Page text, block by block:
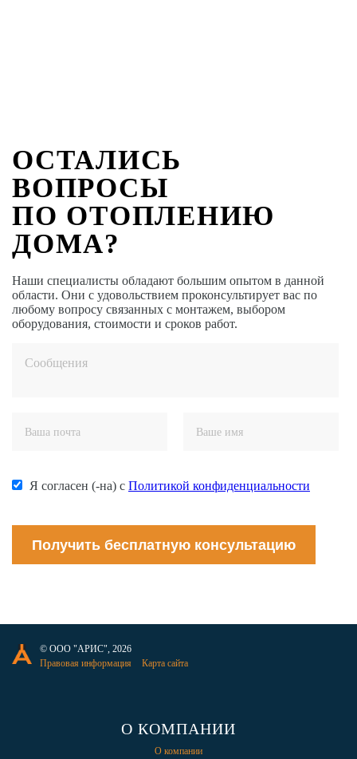
ОСТАЛИСЬ
ВОПРОСЫ
ПО ОТОПЛЕНИЮ
ДОМА?
Наши специалисты обладают большим опытом в данной
области. Они с удовольствием проконсультирует вас по
любому вопросу связанных с монтажем, выбором
оборудования, стоимости и сроков работ.
Я согласен (-на) с Политикой конфиденциальности
Получить бесплатную консультацию
© ООО "АРИС", 2026
Правовая информация
Карта сайта
О КОМПАНИИ
О компании